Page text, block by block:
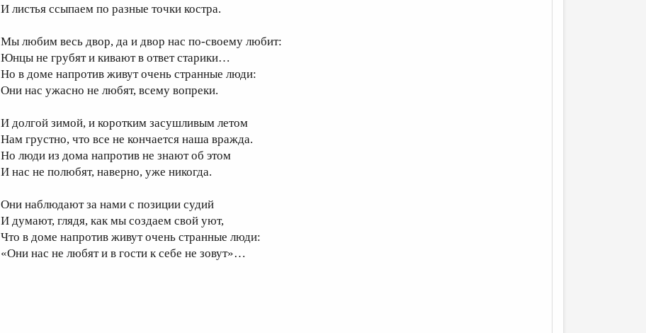
И листья ссыпаем по разные точки костра.
Мы любим весь двор, да и двор нас по-своему любит:
Юнцы не грубят и кивают в ответ старики…
Но в доме напротив живут очень странные люди:
Они нас ужасно не любят, всему вопреки.
И долгой зимой, и коротким засушливым летом
Нам грустно, что все не кончается наша вражда.
Но люди из дома напротив не знают об этом
И нас не полюбят, наверно, уже никогда.
Они наблюдают за нами с позиции судий
И думают, глядя, как мы создаем свой уют,
Что в доме напротив живут очень странные люди:
«Они нас не любят и в гости к себе не зовут»…